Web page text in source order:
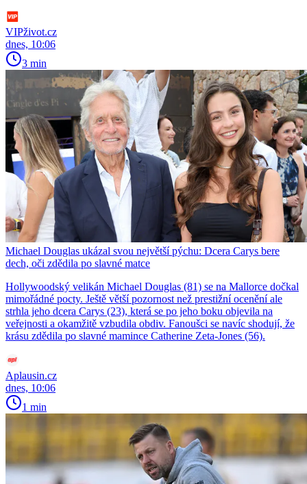
VIPživot.cz
dnes, 10:06
3 min
Michael Douglas ukázal svou největší pýchu: Dcera Carys bere
dech, oči zdědila po slavné matce
Hollywoodský velikán Michael Douglas (81) se na Mallorce dočkal
mimořádné pocty. Ještě větší pozornost než prestižní ocenění ale
strhla jeho dcera Carys (23), která se po jeho boku objevila na
veřejnosti a okamžitě vzbudila obdiv. Fanoušci se navíc shodují, že
krásu zdědila po slavné mamince Catherine Zeta-Jones (56).
Aplausin.cz
dnes, 10:06
1 min